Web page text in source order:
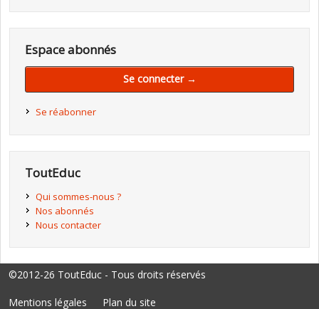
Espace abonnés
Se connecter →
Se réabonner
ToutEduc
Qui sommes-nous ?
Nos abonnés
Nous contacter
©2012-26 ToutEduc - Tous droits réservés
Mentions légales Plan du site